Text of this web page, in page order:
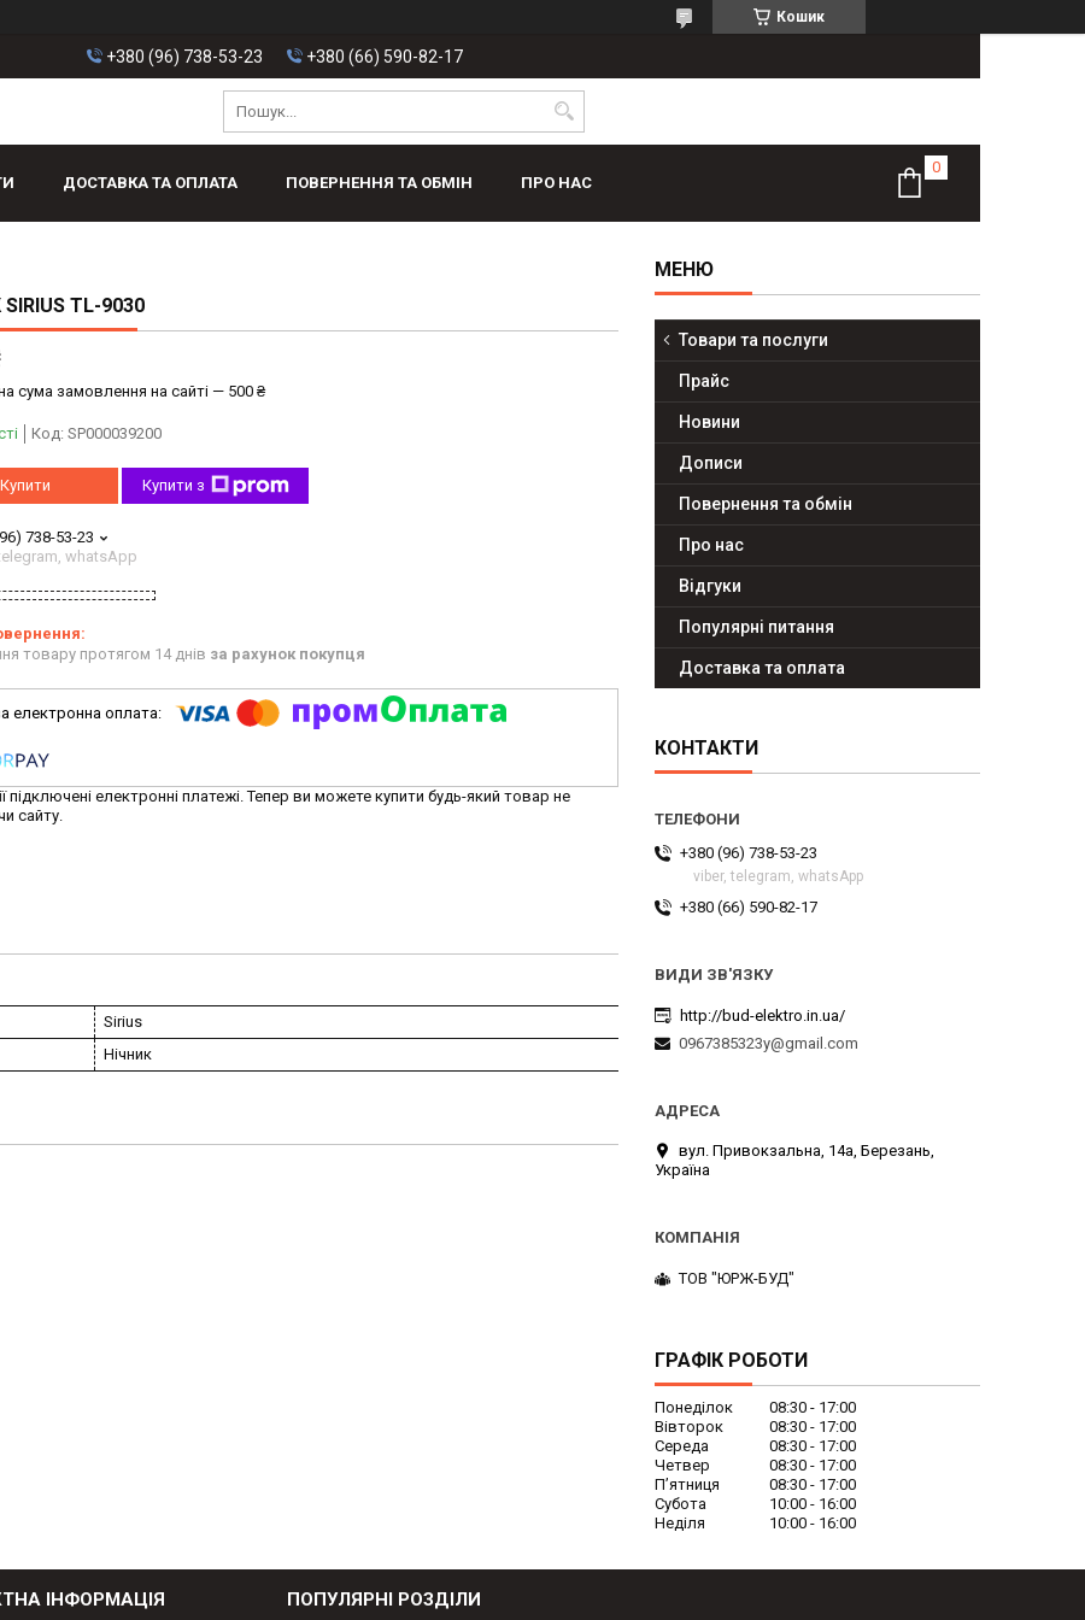
Кошик
+380 (96) 738-53-23 +380 (66) 590-82-17
ДОСТАВКА ТА ОПЛАТА ПОВЕРНЕННЯ ТА ОБМІН ПРО НАС
TL-9030
сума замовлення на сайті — 500 ₴
Код: SP000039200
Купити Купити з
738-53-23
whatsApp
товару протягом 14 днів за рахунок покупця
підключені електронні платежі. Тепер ви можете купити будь-який товар не
сайту.
Sirius
Нічник
Товари та послуги
Прайс
Новини
Дописи
Повернення та обмін
Про нас
Відгуки
Популярні питання
Доставка та оплата
КОНТАКТИ
+380 (96) 738-53-23
viber, telegram, whatsApp
+380 (66) 590-82-17
http://bud-elektro.in.ua/
0967385323y@gmail.com
вул. Привокзальна, 14а, Березань,
Україна
ТОВ "ЮРЖ-БУД"
ГРАФІК РОБОТИ
Понеділок 08:30
17:00
Вівторок
08:30
17:00
Середа
08:30
17:00
Четвер
08:30
17:00
Пʼятниця
08:30
17:00
Субота
10:00
16:00
Неділя
10:00 16:00
ІНФОРМАЦІЯ ПОПУЛЯРНІ РОЗДІЛИ